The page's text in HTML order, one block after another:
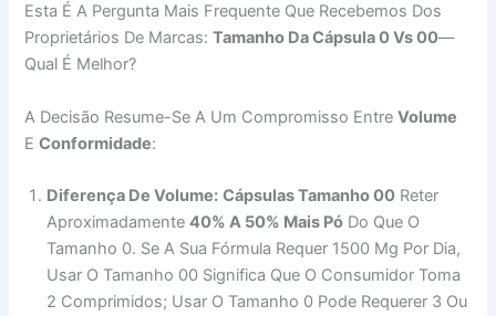
Esta É A Pergunta Mais Frequente Que Recebemos Dos
Proprietários De Marcas:Tamanho Da Cápsula 0 Vs 00—
Qual É Melhor?
A Decisão Resume-Se A Um Compromisso EntreVolume
EConformidade:
Diferença De Volume: Cápsulas Tamanho 00 Reter
Aproximadamente40% A 50% Mais Pó Do Que O
Tamanho 0. Se A Sua Fórmula Requer 1500 Mg Por Dia,
Usar O Tamanho 00 Significa Que O Consumidor Toma
2 Comprimidos; Usar O Tamanho 0 Pode Requerer 3 Ou